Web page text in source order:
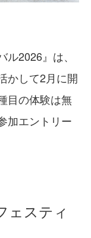
2026』は、
かして2月に開
目の体験は無
加エントリー
ェスティ